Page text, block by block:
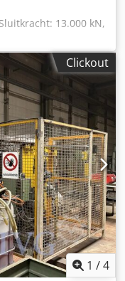
13.000 kN,
WOLLIN,
181013, bouwjaar:
REIS V60,
machinegewicht:
WESTOFEN
7961,
kg,
buiten bedrijf,
Clickout
1 /4